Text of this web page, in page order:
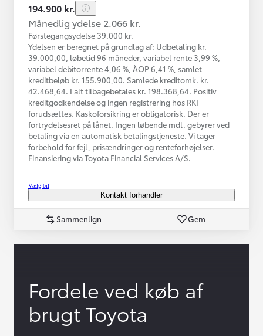
194.900 kr.
Månedlig ydelse 2.066 kr.
Førstegangsydelse 39.000 kr.
Ydelsen er beregnet på grundlag af: Udbetaling kr.
39.000,00, løbetid 96 måneder, variabel rente 3,99 %,
variabel debitorrente 4,06 %, ÅOP 6,41 %, samlet
kreditbeløb kr. 155.900,00. Samlede kreditomk. kr.
42.468,64. I alt tilbagebetales kr. 198.368,64. Positiv
kreditgodkendelse og ingen registrering hos RKI
forudsættes. Kaskoforsikring er obligatorisk. Der er
fortrydelsesret på lånet. Ingen løbende mdl. gebyrer ved
betaling via en automatisk betalingstjeneste. Vi tager
forbehold for fejl, prisændringer og renteforhøjelser.
Finansiering via Toyota Financial Services A/S.
Vælg bil
Kontakt forhandler
Sammenlign Gem
Fordele ved køb af
brugt Toyota